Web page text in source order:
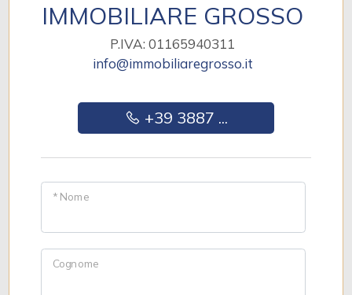
IMMOBILIARE GROSSO
P.IVA: 01165940311
info@immobiliaregrosso.it
+39 3887 ...
* Nome
Cognome